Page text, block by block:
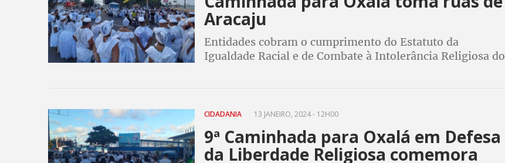
Aracaju
Entidades cobram o cumprimento do Estatuto da
Igualdade Racial e de Combate à Intolerância Religiosa do
CIDADANIA 13 JANEIRO, 2024 - 12H00
9ª Caminhada para Oxalá em Defesa
da Liberdade Religiosa comemora